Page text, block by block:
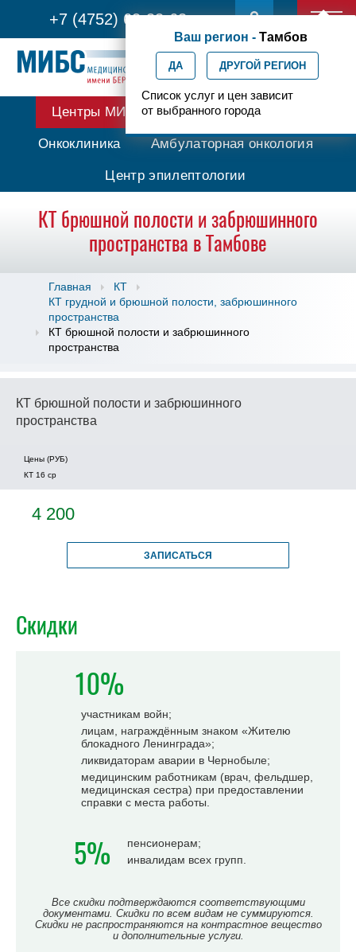
+7 (4752) 63-33-63
Ваш регион - Тамбов
ДА ДРУГОЙ РЕГИОН
Список услуг и цен зависит
от выбранного города
Центры МИБС Протонная терапия
Онкоклиника Амбулаторная онкология
Центр эпилептологии
КТ брюшной полости и забрюшинного
пространства в Тамбове
Главная
КТ
КТ грудной и брюшной полости, забрюшинного
пространства
КТ брюшной полости и забрюшинного
пространства
КТ брюшной полости и забрюшинного
пространства
Цены (РУБ)
КТ 16 ср
4 200
ЗАПИСАТЬСЯ
Скидки
10%
участникам войн;
лицам, награждённым знаком «Жителю
блокадного Ленинграда»;
ликвидаторам аварии в Чернобыле;
медицинским работникам (врач, фельдшер,
медицинская сестра) при предоставлении
справки с места работы.
5%
пенсионерам;
инвалидам всех групп.
Все скидки подтверждаются соответствующими
документами. Скидки по всем видам не суммируются.
Скидки не распространяются на контрастное вещество
и дополнительные услуги.